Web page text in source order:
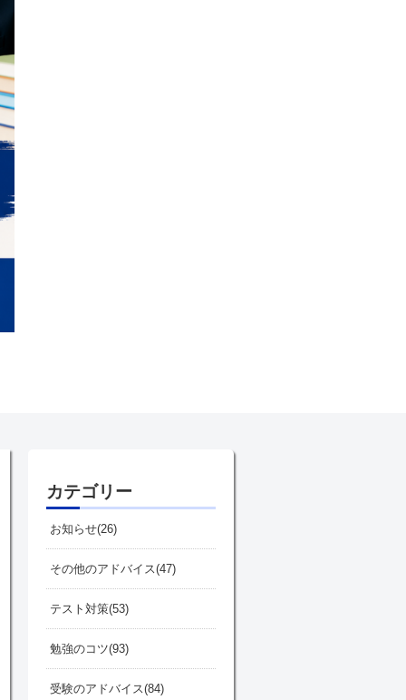
カテゴリー
お知らせ 26
その他のアドバイス 47
テスト対策 53
勉強のコツ 93
受験のアドバイス 84